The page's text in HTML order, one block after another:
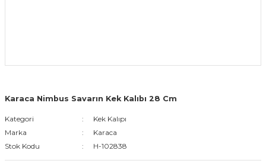
Karaca Nimbus Savarın Kek Kalıbı 28 Cm
Kategori
Kek Kalıpı
Marka
Karaca
Stok Kodu
H-102838